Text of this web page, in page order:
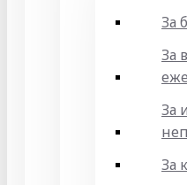
За
За
За
За